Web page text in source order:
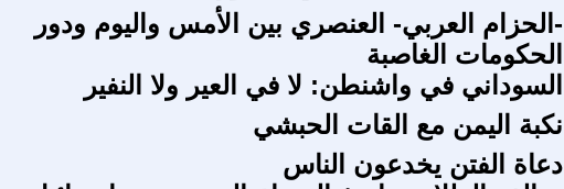
-الحزام العربي- العنصري بين الأمس واليوم ودور
الحكومات الغاصبة
السوداني في واشنطن: لا في العير ولا النفير
نكبة اليمن مع القات الحبشي
دعاة الفتن يخدعون الناس